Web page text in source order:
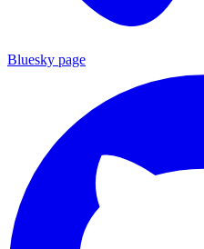
Bluesky page